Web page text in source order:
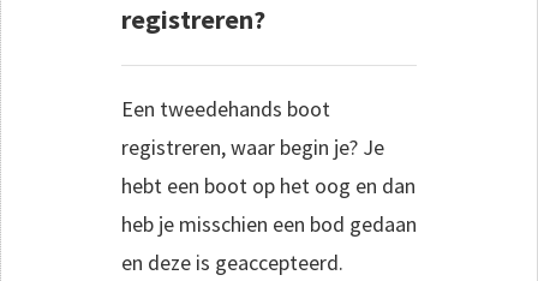
registreren?
Een tweedehands boot
registreren, waar begin je? Je
hebt een boot op het oog en dan
heb je misschien een bod gedaan
en deze is geaccepteerd.